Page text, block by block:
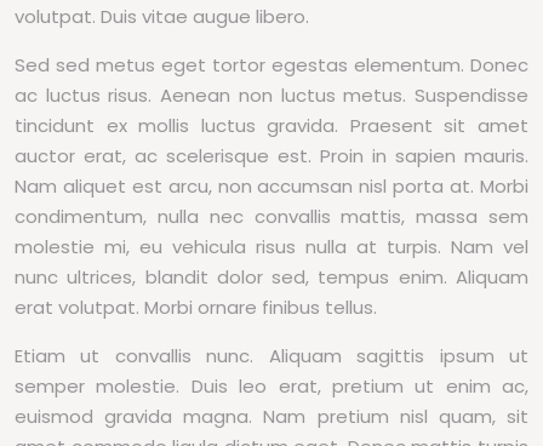
volutpat. Duis vitae augue libero.
Sed sed metus eget tortor egestas elementum. Donec
ac luctus risus. Aenean non luctus metus. Suspendisse
tincidunt ex mollis luctus gravida. Praesent sit amet
auctor erat, ac scelerisque est. Proin in sapien mauris.
Nam aliquet est arcu, non accumsan nisl porta at. Morbi
condimentum, nulla nec convallis mattis, massa sem
molestie mi, eu vehicula risus nulla at turpis. Nam vel
nunc ultrices, blandit dolor sed, tempus enim. Aliquam
erat volutpat. Morbi ornare finibus tellus.
Etiam ut convallis nunc. Aliquam sagittis ipsum ut
semper molestie. Duis leo erat, pretium ut enim ac,
euismod gravida magna. Nam pretium nisl quam, sit